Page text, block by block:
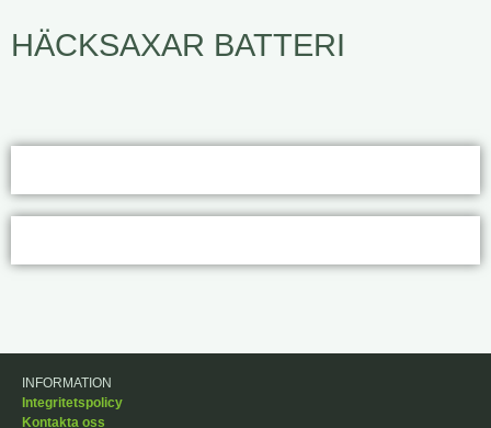
HÄCKSAXAR BATTERI
INFORMATION
Integritetspolicy
Kontakta oss